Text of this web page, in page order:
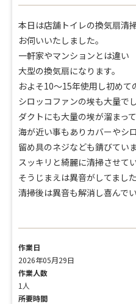
本日は店舗トイレの換気扇清
お伺いいたしました。
一軒家やマンションとは違い
大型の換気扇になります。
およそ10〜15年使用し初めて
シロッコファンの埃も大量でし
ダクトにも大量の埃が溜まっ
海が近い事もありカバーやシ
留め具のネジなども錆びてい
スッキリと綺麗に清掃させて
そうじまえは異音がしてました
清掃後は異音も解消し喜んで
作業日
2026年05月29日
作業人数
1人
所要時間